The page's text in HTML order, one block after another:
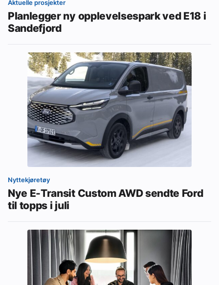
Aktuelle prosjekter
Planlegger ny opplevelsespark ved E18 i
Sandefjord
Nyttekjøretøy
Nye E-Transit Custom AWD sendte Ford
til topps i juli